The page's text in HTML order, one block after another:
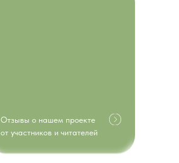
Отзывы о нашем проекте
от участников и читателей